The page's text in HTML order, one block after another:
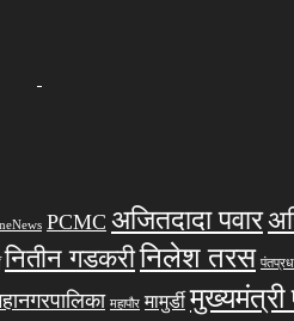
PCMC अजितदादा पवार
नितीन गडकरीनिलेश तरस
महापौर मामुर्डी